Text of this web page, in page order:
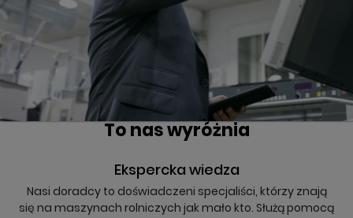
To nas wyróżnia
Ekspercka wiedza
Nasi doradcy to doświadczeni specjaliści, którzy znają
się na maszynach rolniczych jak mało kto. Służą pomocą